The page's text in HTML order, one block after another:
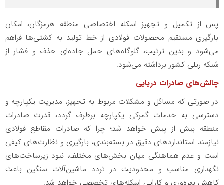
پس از تکمیل و تجهیز اسکله اختصاصی منطقه هرمزگان، امکان
بارگیری مستقیم محصولات فولادی از خط تولید به کشتی‌ها فراهم
می‌شود و بدین ترتیب، گلوگاه‌های حمل جاده‌ای حذف و فشار از
شبکه ریلی کشور برداشته می‌شود.
چالش‌های صادرات دریایی
در صورتی که مسائل و مشکلات مربوط به تجهیز، مدیریت یکپارچه و
دسترسی به خدمات گمرکی یکپارچه برطرف گردد، قدرت صادرات
منطقه بیش از پیش خواهد شد؛ چرا که صادرات مقاطع فولادی
نیازمند استانداردهای دقیق در بسته‌بندی، بارگیری و نظارت‌های کیفی
است و عدم هماهنگی میان بخش‌های مختلف، نبود زیرساخت‌های
نگهداری مناسب و محدودیت در تردد ماشین‌آلات سنگین باعث